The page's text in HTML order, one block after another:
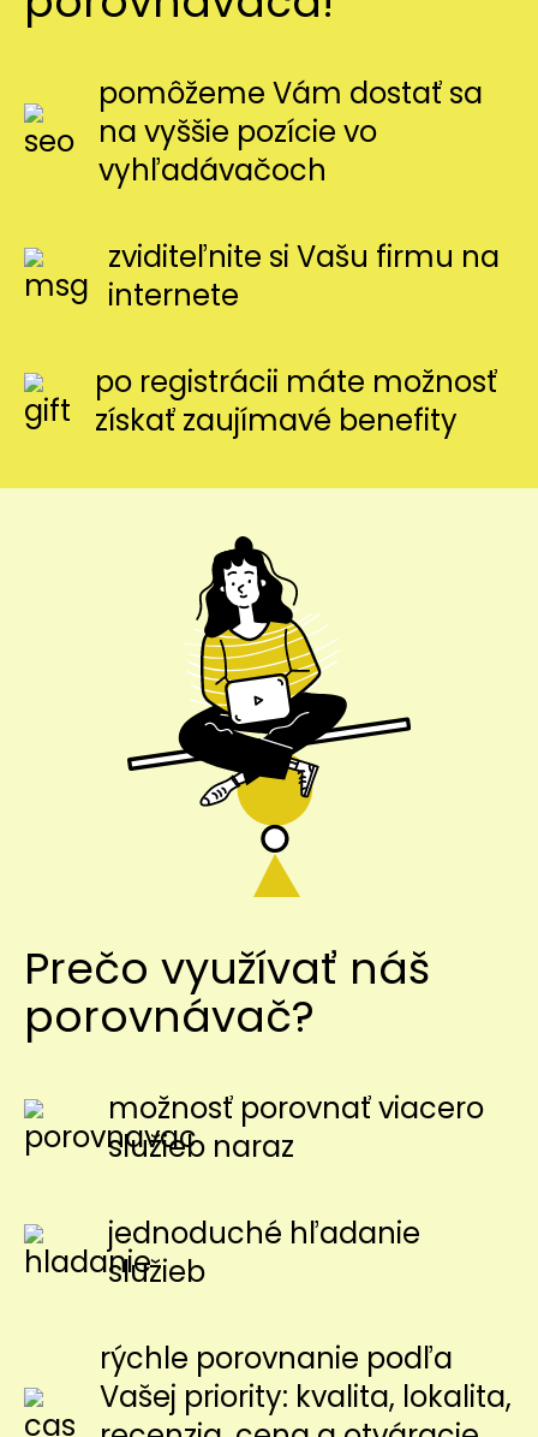
pomôžeme Vám dostať sa
na vyššie pozície vo
vyhľadávačoch
zviditeľnite si Vašu firmu na
internete
po registrácii máte možnosť
získať zaujímavé benefity
Prečo využívať náš
porovnávač?
možnosť porovnať viacero
služieb naraz
jednoduché hľadanie
služieb
rýchle porovnanie podľa
Vašej priority: kvalita, lokalita,